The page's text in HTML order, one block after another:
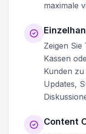
maximale
Zeigen Sie
Kassen
Kunden
Updates,
Content